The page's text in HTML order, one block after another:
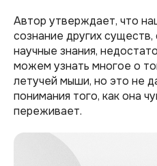
Автор утверждает, что
сознание других существ,
научные знания,
можем узнать многое о
летучей мыши, но это не
понимания того, как она
переживает.